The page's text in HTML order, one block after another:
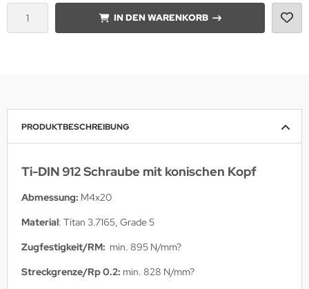
IN DEN WARENKORB
PRODUKTBESCHREIBUNG
Ti-DIN 912 Schraube mit konischen Kopf
Abmessung: M4x20
Material: Titan 3.7165, Grade 5
Zugfestigkeit/RM: min. 895 N/mm?
Streckgrenze/Rp 0.2: min. 828 N/mm?